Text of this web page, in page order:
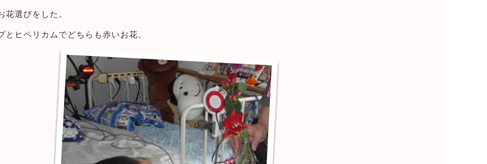
花選びをした。
ヒペリカムでどちらも赤いお花。